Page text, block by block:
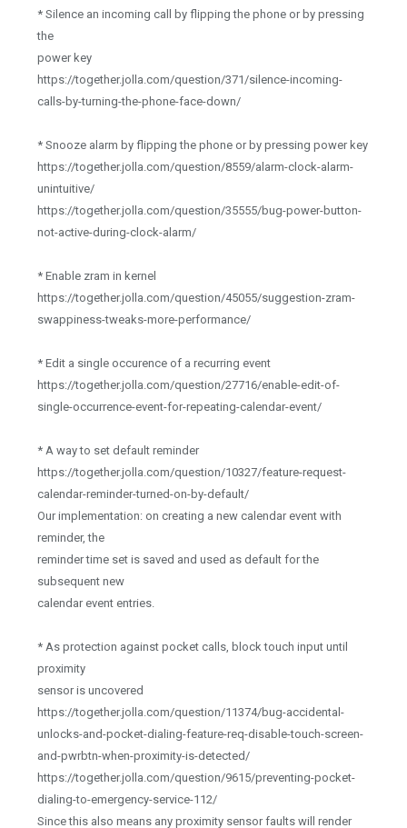
* Silence an incoming call by flipping the phone or by pressing
the
power key
https://together.jolla.com/question/371/silence-incoming-
calls-by-turning-the-phone-face-down/
* Snooze alarm by flipping the phone or by pressing power key
https://together.jolla.com/question/8559/alarm-clock-alarm-
unintuitive/
https://together.jolla.com/question/35555/bug-power-button-
not-active-during-clock-alarm/
* Enable zram in kernel
https://together.jolla.com/question/45055/suggestion-zram-
swappiness-tweaks-more-performance/
* Edit a single occurence of a recurring event
https://together.jolla.com/question/27716/enable-edit-of-
single-occurrence-event-for-repeating-calendar-event/
* A way to set default reminder
https://together.jolla.com/question/10327/feature-request-
calendar-reminder-turned-on-by-default/
Our implementation: on creating a new calendar event with
reminder, the
reminder time set is saved and used as default for the
subsequent new
calendar event entries.
* As protection against pocket calls, block touch input until
proximity
sensor is uncovered
https://together.jolla.com/question/11374/bug-accidental-
unlocks-and-pocket-dialing-feature-req-disable-touch-screen-
and-pwrbtn-when-proximity-is-detected/
https://together.jolla.com/question/9615/preventing-pocket-
dialing-to-emergency-service-112/
Since this also means any proximity sensor faults will render